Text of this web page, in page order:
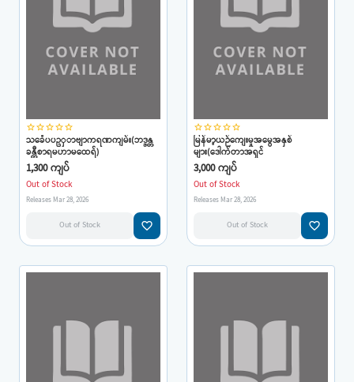
star_borderstar_borderstar_borderstar_borderstar_border
သင်္ခေပပဥှာဗျာကရဏကျမ်း(ဘဒ္ဒန္တ
ခန္တီစာရမဟာမထေရ်)
1,300 ကျပ်
Out of Stock
Releases Mar 28, 2026
Out of Stock favorite_border
star_borderstar_borderstar_borderstar_borderstar_border
မြန်မာ့ယဉ်ကျေးမှုအမွေအနှစ်
များ(ဒေါက်တာအရှင်
3,000 ကျပ်
Out of Stock
Releases Mar 28, 2026
Out of Stock favorite_border